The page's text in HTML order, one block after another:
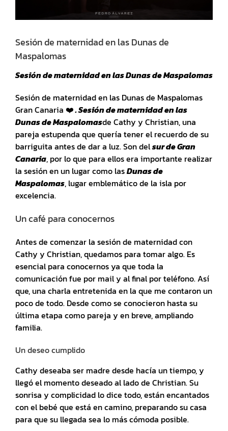
Sesión de maternidad en las Dunas de
Maspalomas
Sesión de maternidad en las Dunas de Maspalomas
Sesión de maternidad en las Dunas de Maspalomas
Gran Canaria ❤️. Sesión de maternidad en las
Dunas de Maspalomasde Cathy y Christian, una
pareja estupenda que quería tener el recuerdo de su
barriguita antes de dar a luz. Son delsur de Gran
Canaria, por lo que para ellos era importante realizar
la sesión en un lugar como lasDunas de
Maspalomas, lugar emblemático de la isla por
excelencia.
Un café para conocernos
Antes de comenzar la sesión de maternidad con
Cathy y Christian, quedamos para tomar algo. Es
esencial para conocernos ya que toda la
comunicación fue por mail y al final por teléfono. Así
que, una charla entretenida en la que me contaron un
poco de todo. Desde como se conocieron hasta su
última etapa como pareja y en breve, ampliando
familia.
Un deseo cumplido
Cathy deseaba ser madre desde hacía un tiempo, y
llegó el momento deseado al lado de Christian. Su
sonrisa y complicidad lo dice todo, están encantados
con el bebé que está en camino, preparando su casa
para que su llegada sea lo más cómoda posible.